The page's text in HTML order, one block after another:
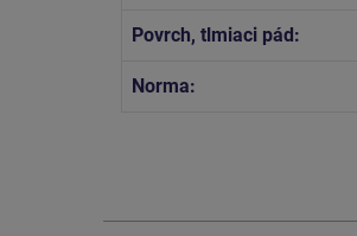
Povrch, tlmiaci pád:
Norma: